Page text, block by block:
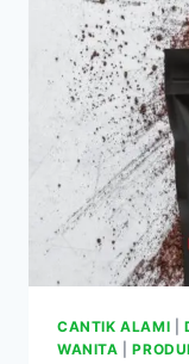
CANTIK ALAMI
WANITA |